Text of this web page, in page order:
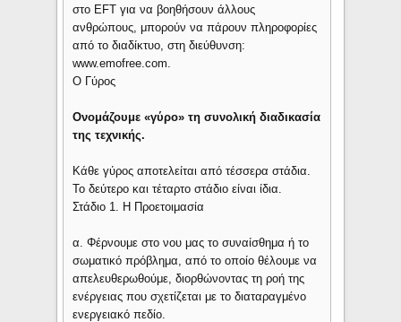
στο EFT για να βοηθήσουν άλλους
ανθρώπους, μπορούν να πάρουν πληροφορίες
από το διαδίκτυο, στη διεύθυνση:
www.emofree.com.
Ο Γύρος
Ονομάζουμε «γύρο» τη συνολική διαδικασία
της τεχνικής.
Κάθε γύρος αποτελείται από τέσσερα στάδια.
Το δεύτερο και τέταρτο στάδιο είναι ίδια.
Στάδιο 1. Η Προετοιμασία
α. Φέρνουμε στο νου μας το συναίσθημα ή το
σωματικό πρόβλημα, από το οποίο θέλουμε να
απελευθερωθούμε, διορθώνοντας τη ροή της
ενέργειας που σχετίζεται με το διαταραγμένο
ενεργειακό πεδίο.